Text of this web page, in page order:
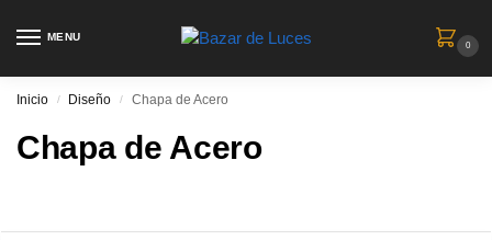
MENU
0
Inicio / Diseño / Chapa de Acero
Chapa de Acero